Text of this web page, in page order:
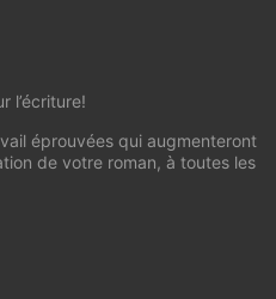
l’écriture!
éprouvées qui augmenteront
de votre roman, à toutes les